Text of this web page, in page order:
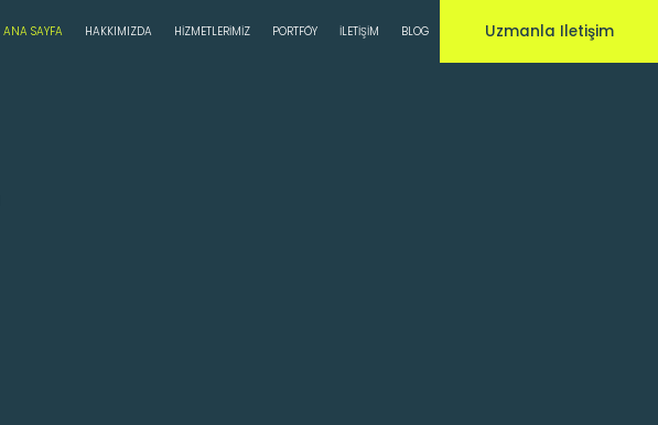
ANA SAYFA HAKKIMIZDA HIZMETLERIMIZ PORTFÖY İLETIŞIM BLOG Uzmanla Iletişim